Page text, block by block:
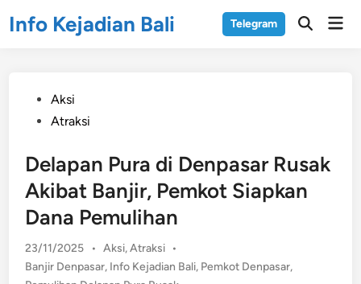
toInfo Kejadian Bali Telegram
Open
PostedAksi
Atraksi
Delapan Pura di Denpasar Rusak
Akibat Banjir, Pemkot Siapkan
Dana Pemulihan
23/11/2025 • Posted
in
Aksi,Atraksi •
Banjir Denpasar, Info Kejadian Bali, Pemkot Denpasar,